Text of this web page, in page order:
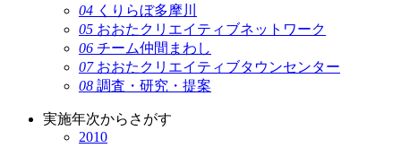
04 くりらぼ多摩川
05 おおたクリエイティブネットワーク
06 チーム仲間まわし
07 おおたクリエイティブタウンセンター
08 調査・研究・提案
実施年次からさがす
2010